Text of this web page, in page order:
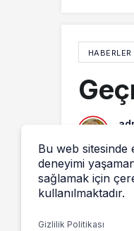
HABERLER
Bu web sitesinde
deneyimi
sağlamak için
kullanılmaktadır.
Gizlilik Politikası